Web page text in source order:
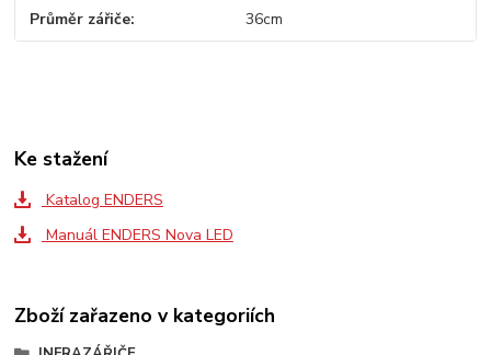
Průměr zářiče 36cm
Ke stažení
Katalog ENDERS
Manuál ENDERS Nova LED
Zboží zařazeno v kategoriích